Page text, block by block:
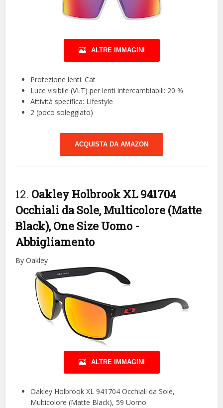
ALTRE IMMAGINI
Protezione lenti: Cat
Luce visibile (VLT) per lenti intercambiabili: 20 %
Attività specifica: Lifestyle
2 (poco soleggiato)
ACQUISTA DA AMAZON
12. Oakley Holbrook XL 941704
Occhiali da Sole, Multicolore (Matte
Black), One Size Uomo -
Abbigliamento
By Oakley
ALTRE IMMAGINI
Oakley Holbrook XL 941704 Occhiali da Sole,
Multicolore (Matte Black), 59 Uomo